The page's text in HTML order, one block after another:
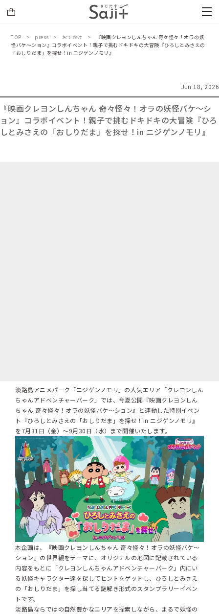
TOP press おでかけ
『映画クレヨンしんちゃん 奇々怪々！オラの妖
怪バケ～ション』コラボイベント！親子で挑むドキドキの大冒険『ひろしとみさえの
「おしりだま」を探せ！in ニジゲンノモリ』
Jun 18, 2026
『映画クレヨンしんちゃん 奇々怪々！オラの妖怪バケ～シ
ョン』コラボイベント！親子で挑むドキドキの大冒険『ひろ
しとみさえの「おしりだま」を探せ！in ニジゲンノモリ』
淡路島アニメパーク「ニジゲンノモリ」の人気エリア「クレヨンしん
ちゃんアドベンチャーパーク」では、今夏公開『映画クレヨンしん
ちゃん 奇々怪々！オラの妖怪バケ～ション』と連動した特別イベン
ト『ひろしとみさえの「おしりだま」を探せ！in ニジゲンノモリ』
を7月31日（金）～9月30日（水）まで開催いたします。
本企画は、『映画クレヨンしんちゃん 奇々怪々！オラの妖怪バケ～
ション』の世界観をテーマに、オリジナルの地図に記載されている
内容をもとに「クレヨンしんちゃんアドベンチャーパーク」内にい
る妖怪キャラクター達を探してヒントをゲットし、ひろしとみさえ
の「おしりだま」を探し当てる謎解き形式のスタンプラリーイベン
トです。
淡路島ならではの自然豊かなエリアを探索しながら、まるで妖怪の